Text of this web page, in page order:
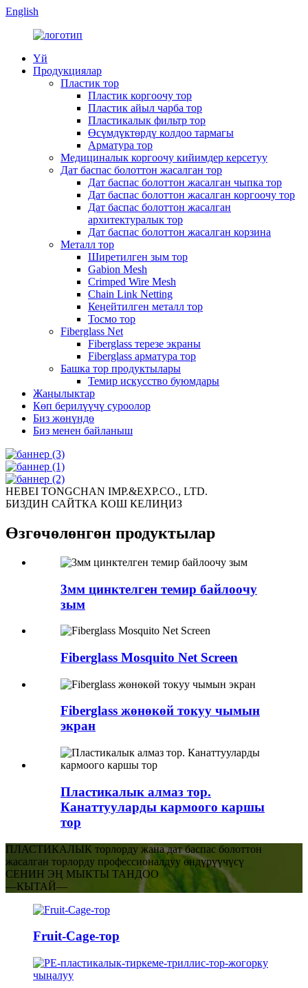
English
Үй
Продукциялар
Пластик тор
Пластик коргоочу тор
Пластик айыл чарба тор
Пластикалык фильтр тор
Өсүмдүктөрдү колдоо тармагы
Арматура тор
Медициналык коргоочу кийимдер керсетуу
Дат баспас болоттон жасалган тор
Дат баспас болоттон жасалган чыпка тор
Дат баспас болоттон жасалган коргоочу тор
Дат баспас болоттон жасалган
архитектуралык тор
Дат баспас болоттон жасалган корзина
Металл тор
Ширетилген зым тор
Gabion Mesh
Crimped Wire Mesh
Chain Link Netting
Кеңейтилген металл тор
Тосмо тор
Fiberglass Net
Fiberglass терезе экраны
Fiberglass арматура тор
Башка тор продуктылары
Темир искусство буюмдары
Жаңылыктар
Көп берилүүчү суроолор
Биз жөнүндө
Биз менен байланыш
HEBEI TONGCHAN IMP.&EXP.CO., LTD.
БИЗДИН САЙТКА КОШ КЕЛИҢИЗ
Өзгөчөлөнгөн продуктылар
3мм цинктелген темир байлоочу
зым
Fiberglass Mosquito Net Screen
Fiberglass жөнөкөй токуу чымын
экран
Пластикалык алмаз тор.
Канаттууларды кармоого каршы
тор
ПЛАСТИКАЛЫК торлорду жана дат баспас болоттон
жасалган торлорду профессионалдуу өндүрүүчүсү
СЕНИН ЭҢ МЫКТЫ ТАНДОО
—КЫТАЙ—
Fruit-Cage-тор